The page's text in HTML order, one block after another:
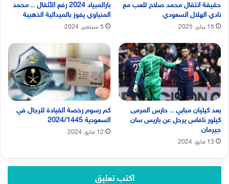
حقيقة انتقال محمد صلاح للعب مع
نادي الهلال السعودي
15 يناير, 2025
بارالمبياد 2024 رفع الأثقال .. محمد
المنياوي يفوز بالميدالية الذهبية
5 سبتمبر, 2024
بعد كيليان مبابي .. حارس المرمى
كيلور نافاس يرحل عن باريس سان
جيرمان
13 مايو, 2024
كم رسوم رخصة القيادة للرجال في
السعودية 2024/1445
12 مايو, 2024
اكتب تعليق